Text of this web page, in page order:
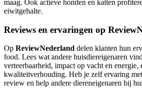
maag. Ook actieve honden en katten
eiwitgehalte.
Reviews en ervaringen op
Op ReviewNederland delen klanten hun
food. Lees wat andere huisdiereigenaren
verteerbaarheid, impact op vacht en energie,
kwaliteitverhouding. Heb je zelf ervaring
review en help andere diereneigenaren bij